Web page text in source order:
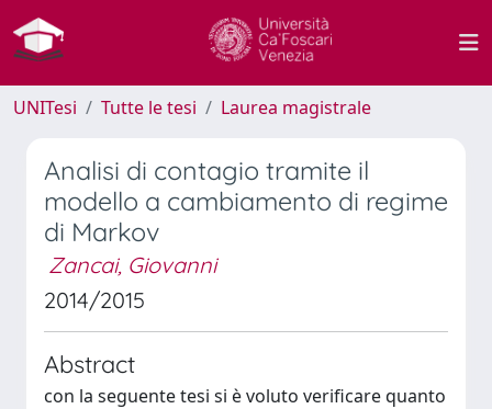
UNITesi Tutte le tesi Laurea magistrale
Analisi di contagio tramite il
modello a cambiamento di regime
di Markov
Zancai, Giovanni
2014/2015
Abstract
con la seguente tesi si è voluto verificare quanto